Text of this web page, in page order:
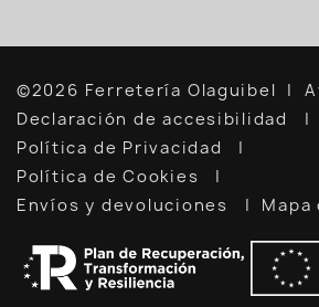
©2026 Ferretería Olaguibel
Declaración de accesibilidad
Política de Privacidad
Política de Cookies
Envíos y devoluciones